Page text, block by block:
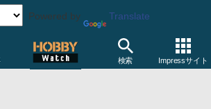
Powered by Translate
検索 Impressサイト